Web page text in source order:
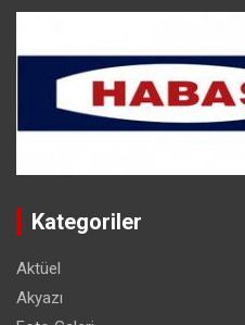
Kategoriler
Aktüel
Akyazı